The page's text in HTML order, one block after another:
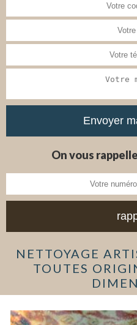
On vous
NETTOYAGE
TOUTES